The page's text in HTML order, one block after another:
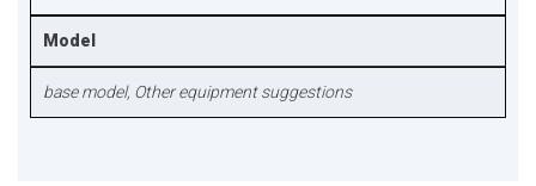
Model
base model, Other equipment suggestions